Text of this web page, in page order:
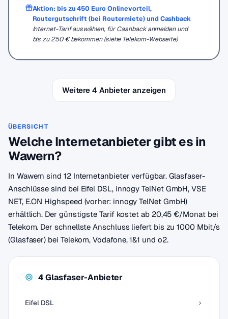
Aktion: bis zu 450 Euro Onlinevorteil,
Routergutschrift (bei Routermiete) und Cashback
Internet-Tarif auswählen, für Cashback anmelden und
bis zu 250 € bekommen (siehe Telekom-Webseite)
Weitere 4 Anbieter anzeigen
ÜBERSICHT
Welche Internetanbieter gibt es in
Wawern?
In Wawern sind 12 Internetanbieter verfügbar. Glasfaser-
Anschlüsse sind bei Eifel DSL, innogy TelNet GmbH, VSE
NET, E.ON Highspeed (vorher: innogy TelNet GmbH)
erhältlich. Der günstigste Tarif kostet ab 20,45 €/Monat bei
Telekom. Der schnellste Anschluss liefert bis zu 1000 Mbit/s
(Glasfaser) bei Telekom, Vodafone, 1&1 und o2.
4 Glasfaser-Anbieter
Eifel DSL